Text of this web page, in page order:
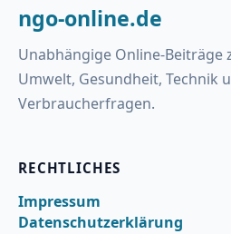
ngo-online.de
Unabhängige Online-Beiträge
Umwelt, Gesundheit, Technik
Verbraucherfragen.
RECHTLICHES
Impressum
Datenschutzerklärung